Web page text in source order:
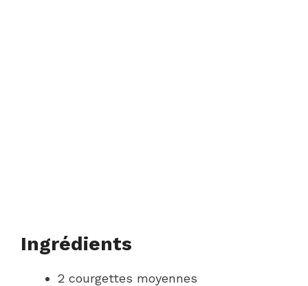
Ingrédients
2 courgettes moyennes